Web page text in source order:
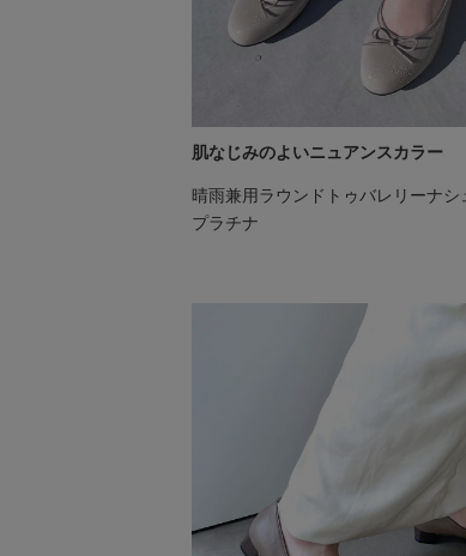
肌なじみのよいニュアンスカラー
晴雨兼用ラウンドトゥバレリーナシ
プラチナ